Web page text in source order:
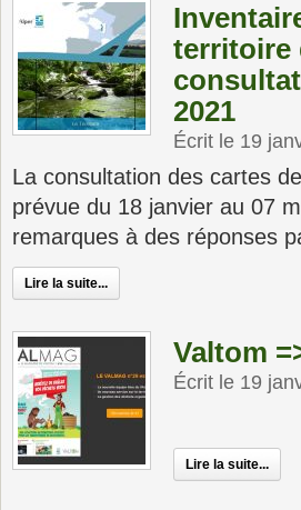
territoire
2021
Écrit le 19
La consultation des cartes
prévue du 18 janvier au 07
remarques à des réponses
Lire la suite...
Valtom
Écrit le 19
Lire la suite...